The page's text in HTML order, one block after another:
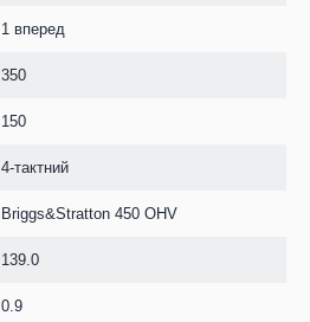
1 вперед
350
150
4-тактний
Briggs&Stratton 450 OHV
139.0
0.9